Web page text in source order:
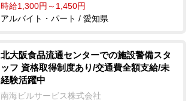
時給1,300円～1,450円
アルバイト・パート / 愛知県
北大阪食品流通センターでの施設警備スタ
ッフ 資格取得制度あり/交通費全額支給/未
経験活躍中
南海ビルサービス株式会社